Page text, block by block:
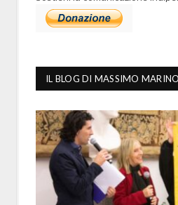
IL BLOG DI MASSIMO MARINO